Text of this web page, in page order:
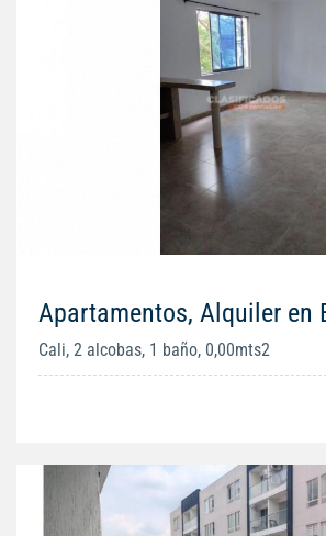
Apartamentos, Alquiler en
Cali, 2 alcobas, 1 baño, 0,00mts2